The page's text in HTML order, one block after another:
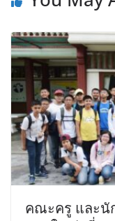
คณะครู และนั